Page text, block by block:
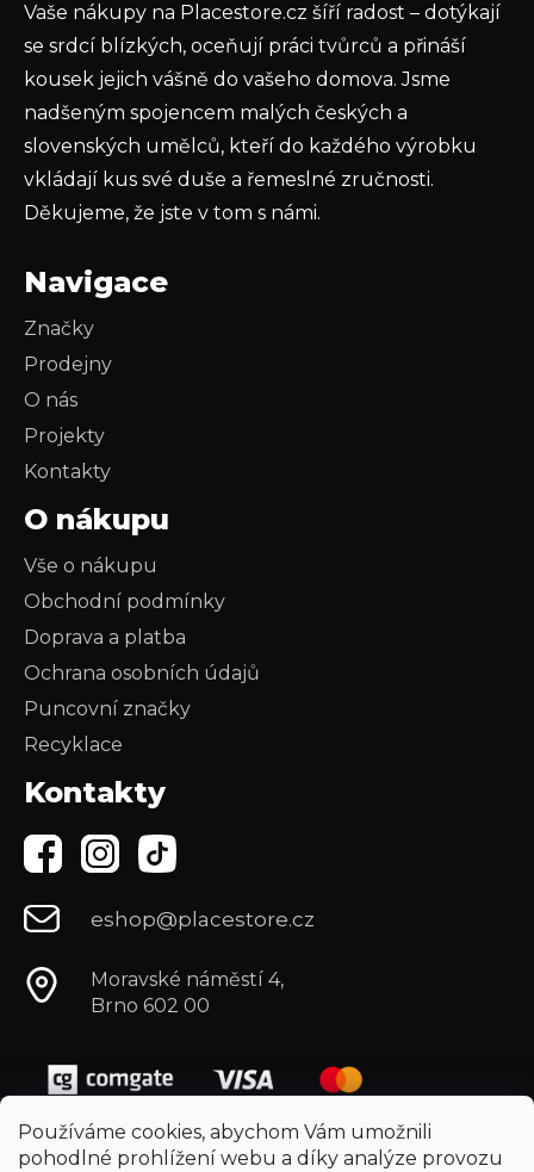
Používáme cookies, abychom Vám umožnili
pohodlné prohlížení webu a díky analýze provozu
i
s
u
PŘIHLÁSIT SE
Vaše nákupy na Placestore.cz šíří radost – dotýkají
se srdcí blízkých, oceňují práci tvůrců a přináší
kousek jejich vášně do vašeho domova. Jsme
nadšeným spojencem malých českých a
slovenských umělců, kteří do každého výrobku
vkládají kus své duše a řemeslné zručnosti.
Děkujeme, že jste v tom s námi.
Navigace
Značky
Prodejny
O nás
Projekty
Kontakty
O nákupu
Vše o nákupu
Obchodní podmínky
Doprava a platba
Ochrana osobních údajů
Puncovní značky
Recyklace
Kontakty
eshop@placestore.cz
Moravské náměstí 4,
Brno 602 00